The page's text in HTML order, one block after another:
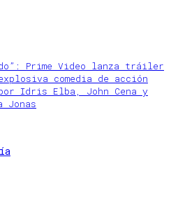
Prime Video lanza tráiler
comedia de acción
Idris Elba, John Cena y
Jonas